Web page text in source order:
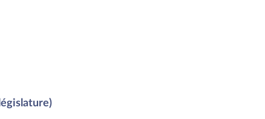
législature)